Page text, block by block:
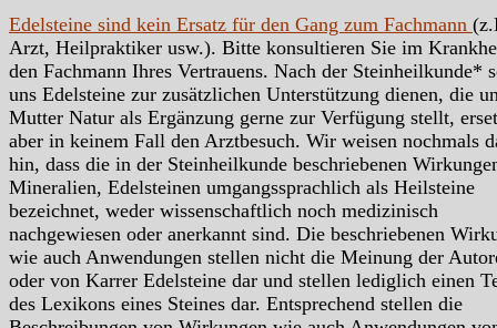
Edelsteine sind kein Ersatz für den Gang zum Fachmann
Arzt, Heilpraktiker usw.). Bitte konsultieren Sie im
den Fachmann Ihres Vertrauens. Nach der Steinheilkunde*
uns Edelsteine zur zusätzlichen Unterstützung dienen, die
Mutter Natur als Ergänzung gerne zur Verfügung stellt,
aber in keinem Fall den Arztbesuch. Wir weisen nochmals
hin, dass die in der Steinheilkunde beschriebenen
Mineralien, Edelsteinen umgangssprachlich als Heilsteine
bezeichnet, weder wissenschaftlich noch medizinisch
nachgewiesen oder anerkannt sind. Die beschriebenen
wie auch Anwendungen stellen nicht die Meinung der
oder von Karrer Edelsteine dar und stellen lediglich einen
des Lexikons eines Steines dar. Entsprechend stellen die